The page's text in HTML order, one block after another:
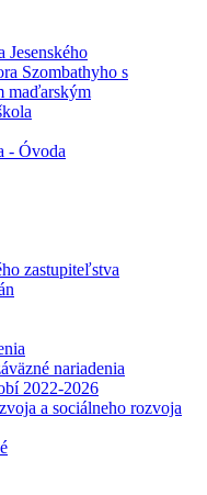
Jesenského
Szombathyho s
maďarským
- Óvoda
zastupiteľstva
nariadenia
2022-2026
a sociálneho rozvoja